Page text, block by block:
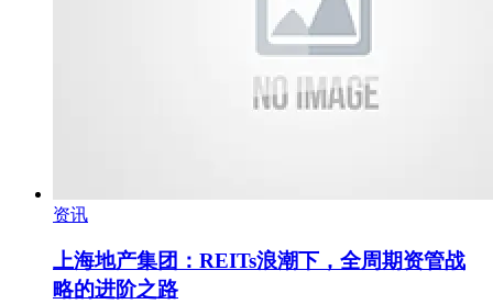
资讯
上海地产集团：REITs浪潮下，全周期资管战
略的进阶之路